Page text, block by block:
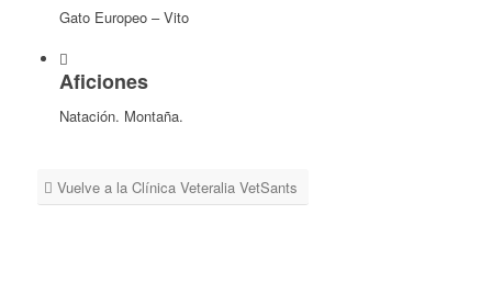
Gato Europeo – Vito
Aficiones
Natación. Montaña.
Vuelve a la Clínica Veteralia VetSants